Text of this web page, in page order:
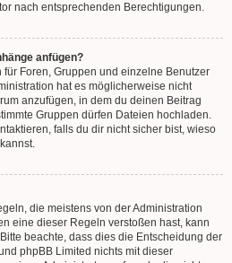
nach entsprechenden Berechtigungen.
anfügen?
Foren, Gruppen und einzelne Benutzer
hat es möglicherweise nicht
anzufügen, in dem du deinen Beitrag
Gruppen dürfen Dateien hochladen.
falls du dir nicht sicher bist, wieso
die meistens von der Administration
eine dieser Regeln verstoßen hast, kann
beachte, dass dies die Entscheidung der
phpBB Limited nichts mit dieser